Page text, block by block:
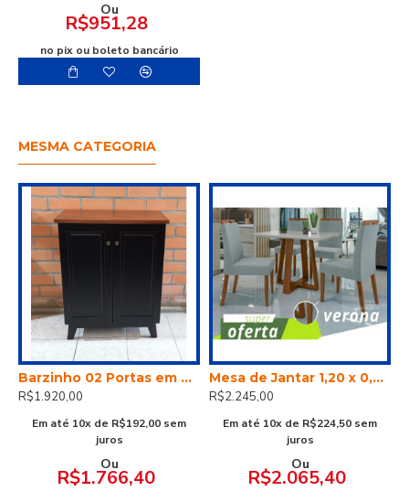
Ou
R$951,28
no pix ou boleto bancário
MESMA CATEGORIA
Barzinho 02 Portas em madeira maciça
R$1.920,00
Em até 10x de R$192,00 sem
juros
Ou
R$1.766,40
Mesa de Jantar 1,20 x 0,80 com 04 Cadeiras
R$2.245,00
Em até 10x de R$224,50 sem
juros
Ou
R$2.065,40